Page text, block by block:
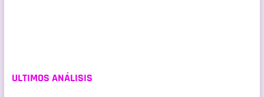
ULTIMOS ANÁLISIS